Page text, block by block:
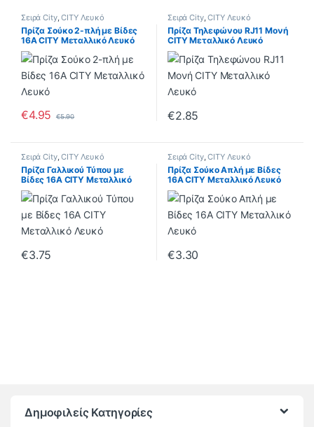
Σειρά City,CITY Λευκό
Πρίζα Σούκο 2-πλή με Βίδες
16A CITY Μεταλλικό Λευκό
€4.95 €5.90
Σειρά City,CITY Λευκό
Πρίζα Τηλεφώνου RJ11 Μονή
CITY Μεταλλικό Λευκό
€2.85
Σειρά City,CITY Λευκό
Πρίζα Γαλλικού Τύπου με
Βίδες 16A CITY Μεταλλικό
Λευκό
€3.75
Σειρά City,CITY Λευκό
Πρίζα Σούκο Απλή με Βίδες
16A CITY Μεταλλικό Λευκό
€3.30
Δημοφιλείς Κατηγορίες